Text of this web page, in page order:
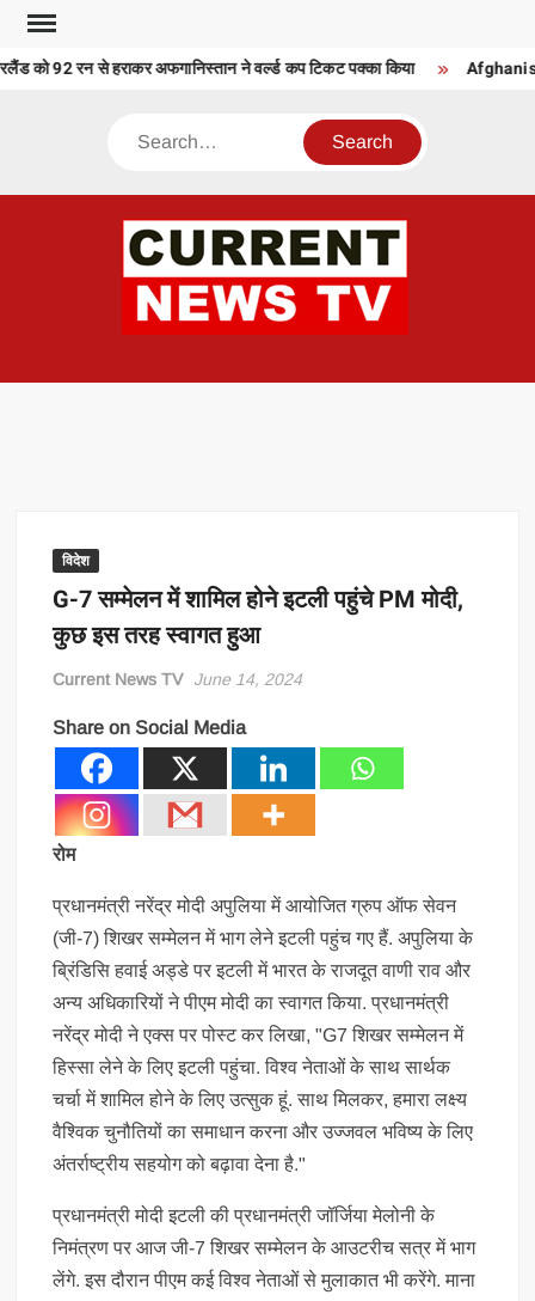
Skip
content
को 92 रन से हराकर अफगानिस्तान ने वर्ल्ड कप टिकट पक्का किया
Search
विदेश
G-7 सम्मेलन में शामिल होने इटली पहुंचे PM मोदी,
कुछ इस तरह स्वागत हुआ
Current News TV June 14, 2024
Share on Social Media
रोम
प्रधानमंत्री नरेंद्र मोदी अपुलिया में आयोजित ग्रुप ऑफ सेवन
(जी-7) शिखर सम्मेलन में भाग लेने इटली पहुंच गए हैं. अपुलिया के
ब्रिंडिसि हवाई अड्डे पर इटली में भारत के राजदूत वाणी राव और
अन्य अधिकारियों ने पीएम मोदी का स्वागत किया. प्रधानमंत्री
नरेंद्र मोदी ने एक्स पर पोस्ट कर लिखा, "G7 शिखर सम्मेलन में
हिस्सा लेने के लिए इटली पहुंचा. विश्व नेताओं के साथ सार्थक
चर्चा में शामिल होने के लिए उत्सुक हूं. साथ मिलकर, हमारा लक्ष्य
वैश्विक चुनौतियों का समाधान करना और उज्जवल भविष्य के लिए
अंतर्राष्ट्रीय सहयोग को बढ़ावा देना है."
प्रधानमंत्री मोदी इटली की प्रधानमंत्री जॉर्जिया मेलोनी के
निमंत्रण पर आज जी-7 शिखर सम्मेलन के आउटरीच सत्र में भाग
लेंगे. इस दौरान पीएम कई विश्व नेताओं से मुलाकात भी करेंगे. माना